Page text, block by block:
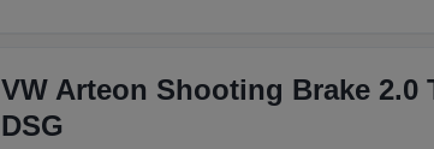
VW Arteon Shooting Brake 2.0
DSG